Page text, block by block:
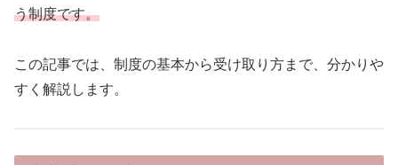
う制度です。
この記事では、制度の基本から受け取り方まで、分かりや
すく解説します。